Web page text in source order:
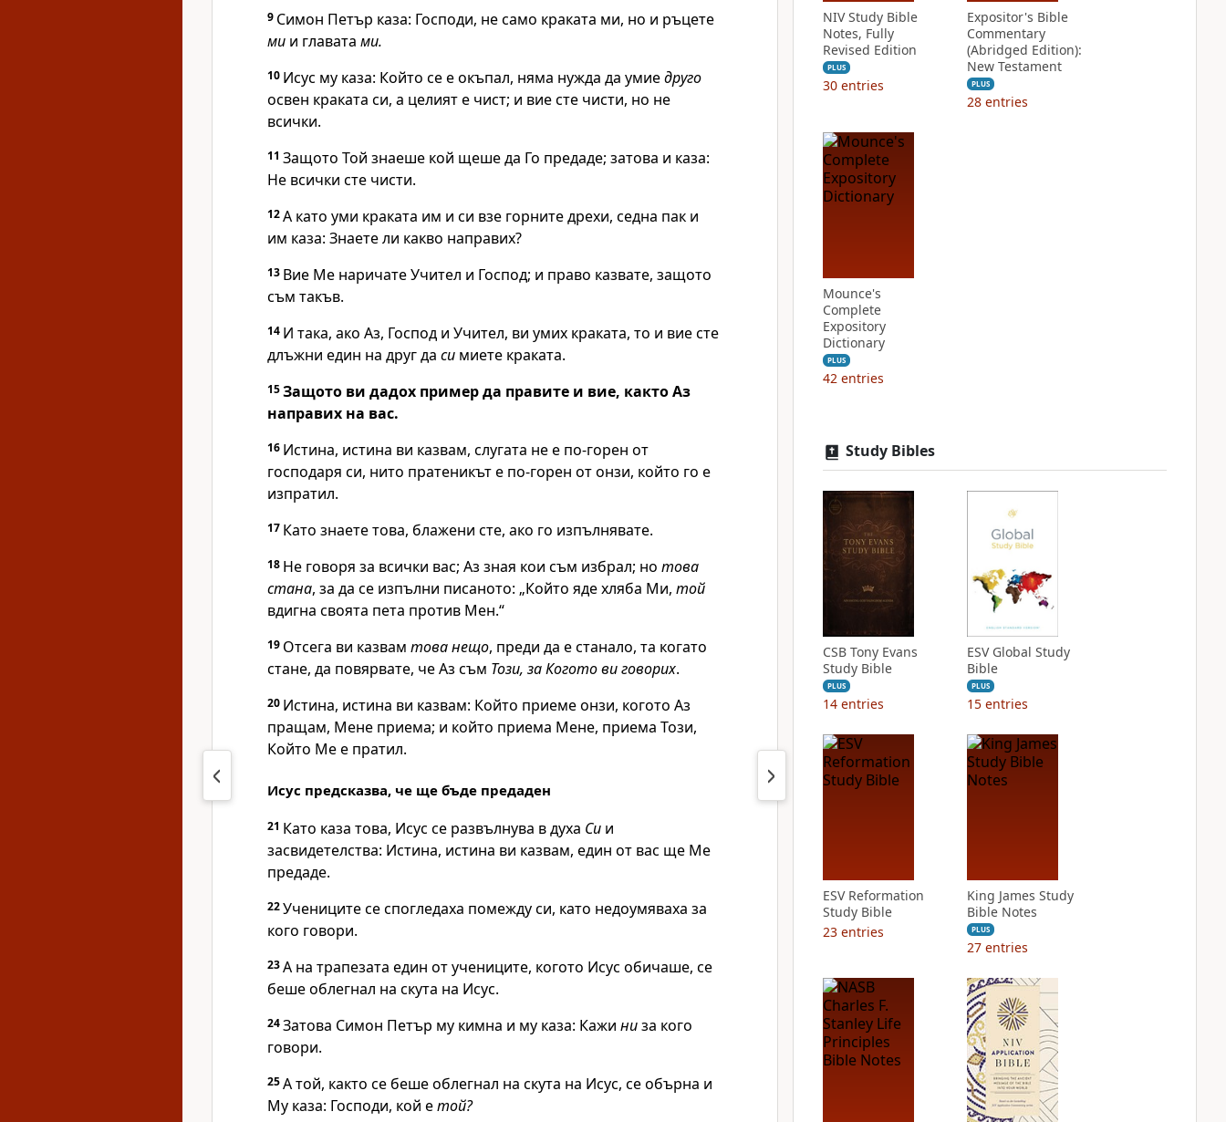
9 Симон Петър каза: Господи, не само краката ми, но и ръцете
ми и главата ми.
10 Исус му каза: Който се е окъпал, няма нужда да умиедруго
освен краката си, а целият е чист; и вие сте чисти, но не
всички.
11 Защото Той знаеше кой щеше да Го предаде; затова и каза:
Не всички сте чисти.
12А като уми краката им и си взе горните дрехи, седна пак и
им каза: Знаете ли какво направих?
13 Вие Ме наричате Учител и Господ; и право казвате, защото
съм такъв.
14 И така, ако Аз, Господ и Учител, ви умих краката, то и вие сте
длъжни един на друг да си миете краката.
15Защото ви дадох пример да правите и вие, както Аз
направих на вас.
16 Истина, истина ви казвам, слугата не е по-горен от
господаря си, нито пратеникът е по-горен от онзи, който го е
изпратил.
17 Като знаете това, блажени сте, ако го изпълнявате.
18 Не говоря за всички вас; Аз зная кои съм избрал; но това
стана, за да се изпълни писаното: „Който яде хляба Ми, той
вдигна своята пета против Мен.“
19 Отсега ви казвам това нещо, преди да е станало, та когато
стане, да повярвате, че Аз съм Този, за Когото ви говорих.
20 Истина, истина ви казвам: Който приеме онзи, когото Аз
пращам, Мене приема; и който приема Мене, приема Този,
Който Ме е пратил.
Исус предсказва, че ще бъде предаден
21 Като каза това, Исус се развълнува в духа Си и
засвидетелства: Истина, истина ви казвам, един от вас ще Ме
предаде.
22Учениците се спогледаха помежду си, като недоумяваха за
кого говори.
23А на трапезата един от учениците, когото Исус обичаше, се
беше облегнал на скута на Исус.
24Затова Симон Петър му кимна и му каза: Кажи низа кого
говори.
25А той, както се беше облегнал на скута на Исус, се обърна и
Му каза: Господи, кой етой?
NIV Study Bible
Notes, Fully
Revised Edition
PLUS
30 entries
Expositor's Bible
Commentary
(Abridged Edition):
New Testament
PLUS
28 entries
Mounce's
Complete
Expository
Dictionary
PLUS
42 entries
Study Bibles
CSB Tony Evans
Study Bible
PLUS
14 entries
ESV Global Study
Bible
PLUS
15 entries
ESV Reformation
Study Bible
23 entries
King James Study
Bible Notes
PLUS
27 entries